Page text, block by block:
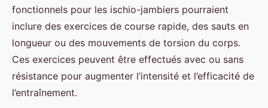
fonctionnels pour les ischio-jambiers pourraient
inclure des exercices de course rapide, des sauts en
longueur ou des mouvements de torsion du corps.
Ces exercices peuvent être effectués avec ou sans
résistance pour augmenter l’intensité et l’efficacité de
l’entraînement.